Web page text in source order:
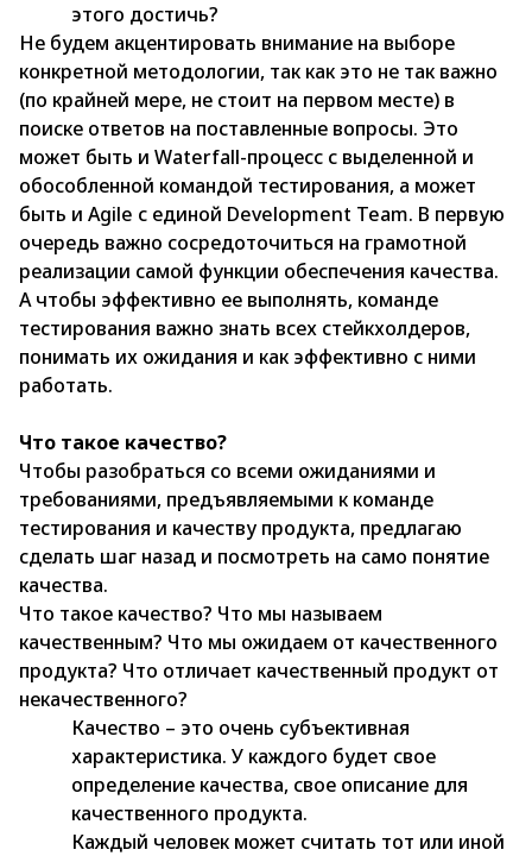
этого достичь?
Не будем акцентировать внимание на выборе
конкретной методологии, так как это не так важно
(по крайней мере, не стоит на первом месте) в
поиске ответов на поставленные вопросы. Это
может быть и Waterfall-процесс с выделенной и
обособленной командой тестирования, а может
быть и Agile с единой Development Team. В первую
очередь важно сосредоточиться на грамотной
реализации самой функции обеспечения качества.
А чтобы эффективно ее выполнять, команде
тестирования важно знать всех стейкхолдеров,
понимать их ожидания и как эффективно с ними
работать.
Что такое качество?
Чтобы разобраться со всеми ожиданиями и
требованиями, предъявляемыми к команде
тестирования и качеству продукта, предлагаю
сделать шаг назад и посмотреть на само понятие
качества.
Что такое качество? Что мы называем
качественным? Что мы ожидаем от качественного
продукта? Что отличает качественный продукт от
некачественного?
Качество – это очень субъективная
характеристика. У каждого будет свое
определение качества, свое описание для
качественного продукта.
Каждый человек может считать тот или иной